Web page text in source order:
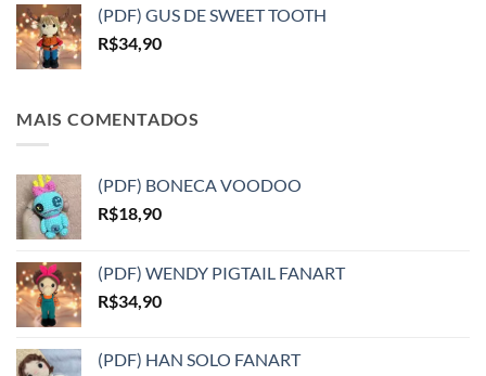
(PDF) GUS DE SWEET TOOTH
R$34,90
MAIS COMENTADOS
(PDF) BONECA VOODOO
R$18,90
(PDF) WENDY PIGTAIL FANART
R$34,90
(PDF) HAN SOLO FANART